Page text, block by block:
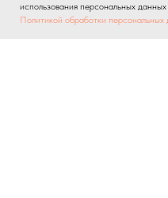
Home Catalog
использования персональных
Политикой обработки персональных